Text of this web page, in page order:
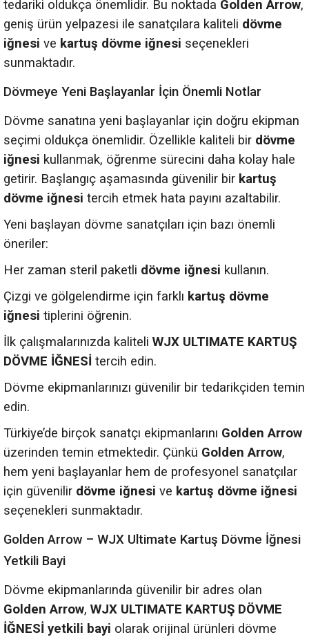
tedariki oldukça önemlidir. Bu noktada Golden Arrow,
geniş ürün yelpazesi ile sanatçılara kaliteli dövme
iğnesi ve kartuş dövme iğnesi seçenekleri
sunmaktadır.
Dövmeye Yeni Başlayanlar İçin Önemli Notlar
Dövme sanatına yeni başlayanlar için doğru ekipman
seçimi oldukça önemlidir. Özellikle kaliteli bir dövme
iğnesi kullanmak, öğrenme sürecini daha kolay hale
getirir. Başlangıç aşamasında güvenilir bir kartuş
dövme iğnesi tercih etmek hata payını azaltabilir.
Yeni başlayan dövme sanatçıları için bazı önemli
öneriler:
Her zaman steril paketli dövme iğnesi kullanın.
Çizgi ve gölgelendirme için farklı kartuş dövme
iğnesi tiplerini öğrenin.
İlk çalışmalarınızda kaliteli WJX ULTIMATE KARTUŞ
DÖVME İĞNESİ tercih edin.
Dövme ekipmanlarınızı güvenilir bir tedarikçiden temin
edin.
Türkiye’de birçok sanatçı ekipmanlarını Golden Arrow
üzerinden temin etmektedir. Çünkü Golden Arrow,
hem yeni başlayanlar hem de profesyonel sanatçılar
için güvenilir dövme iğnesi ve kartuş dövme iğnesi
seçenekleri sunmaktadır.
Golden Arrow – WJX Ultimate Kartuş Dövme İğnesi
Yetkili Bayi
Dövme ekipmanlarında güvenilir bir adres olan
Golden Arrow, WJX ULTIMATE KARTUŞ DÖVME
İĞNESİ yetkili bayi olarak orijinal ürünleri dövme